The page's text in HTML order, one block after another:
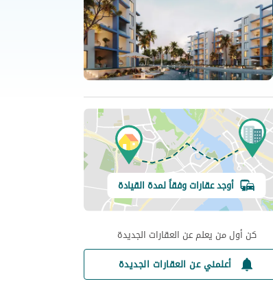
أوجد عقارات وفقاً لمدة القيادة
كن أول من يعلم عن العقارات الجديدة
أعلمني عن العقارات الجديدة